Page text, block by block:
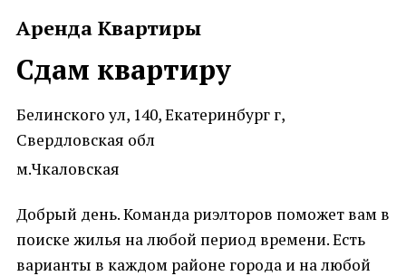
Аренда Квартиры
Сдам квартиру
Белинского ул, 140, Екатеринбург г,
Свердловская обл
м.Чкаловская
Добрый день. Команда риэлторов поможет вам в
поиске жилья на любой период времени. Есть
варианты в каждом районе города и на любой